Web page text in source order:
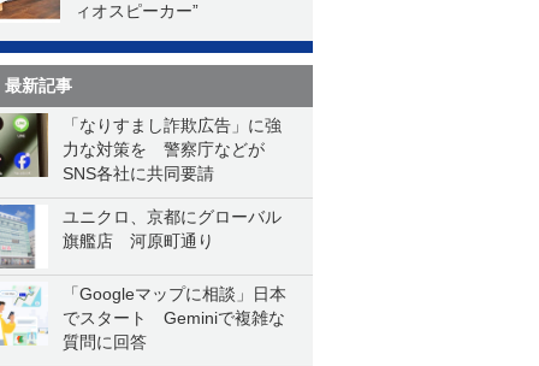
ィオスピーカー”
最新記事
「なりすまし詐欺広告」に強
力な対策を 警察庁などが
SNS各社に共同要請
ユニクロ、京都にグローバル
旗艦店 河原町通り
「Googleマップに相談」日本
でスタート Geminiで複雑な
質問に回答